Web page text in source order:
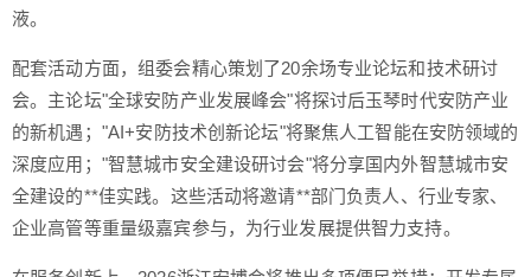
液。
配套活动方面，组委会精心策划了20余场专业论坛和技术研讨
会。主论坛"全球安防产业发展峰会"将探讨后玉琴时代安防产业
的新机遇；"AI+安防技术创新论坛"将聚焦人工智能在安防领域的
深度应用；"智慧城市安全建设研讨会"将分享国内外智慧城市安
全建设的**佳实践。这些活动将邀请**部门负责人、行业专家、
企业高管等重量级嘉宾参与，为行业发展提供智力支持。